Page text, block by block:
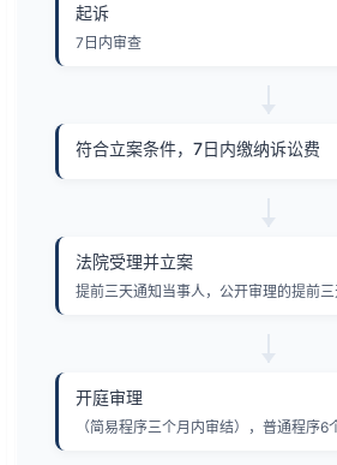
起诉
7日内审查
符合立案条件，7日内缴纳诉讼费
法院受理并立案
提前三天通知当事人，公开审理的提前
开庭审理
（简易程序三个月内审结），普通程序6